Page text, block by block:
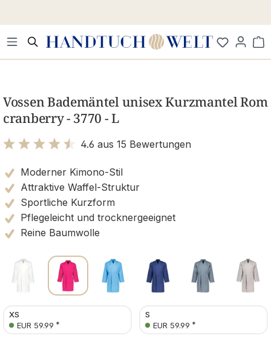
Vossen Bademäntel unisex Kurzmantel Rom
cranberry - 3770 - L
4.6 aus 15 Bewertungen
Moderner Kimono-Stil
Attraktive Waffel-Struktur
Sportliche Kurzform
Pflegeleicht und trocknergeeignet
Reine Baumwolle
XS
EUR 59.99 *
S
EUR 59.99 *